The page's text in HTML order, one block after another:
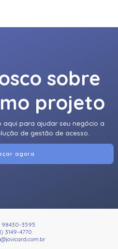
sobre
projeto
aqui para ajudar seu negócio a
de gestão de acesso.
agora
98430-3595
3149-4770